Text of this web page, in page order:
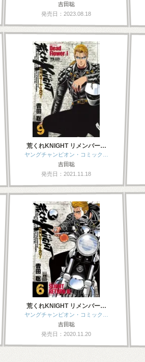
吉田聡
発売日：2023.08.18
荒くれKNIGHT リメンバー…
ヤングチャンピオン・コミック…
吉田聡
発売日：2021.11.18
荒くれKNIGHT リメンバー…
ヤングチャンピオン・コミック…
吉田聡
発売日：2020.11.20